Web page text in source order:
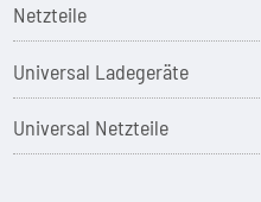
Netzteile
Universal Ladegeräte
Universal Netzteile